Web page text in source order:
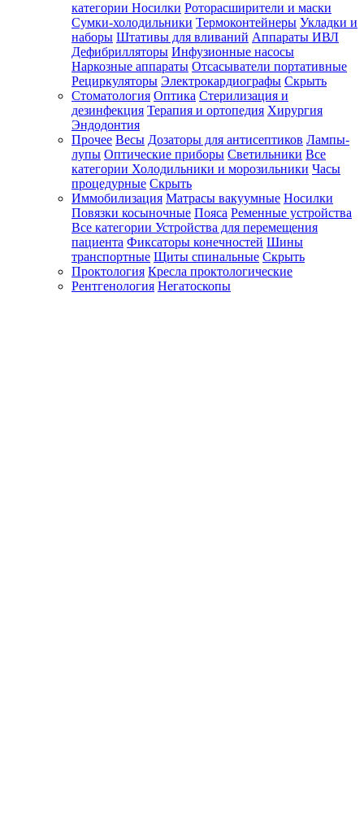
категории Носилки Роторасширители и маски
Сумки-холодильники Термоконтейнеры Укладки и
наборы Штативы для вливаний Аппараты ИВЛ
Дефибрилляторы Инфузионные насосы
Наркозные аппараты Отсасыватели портативные
Рециркуляторы Электрокардиографы Скрыть
Стоматология Оптика Стерилизация и
дезинфекция Терапия и ортопедия Хирургия
Эндодонтия
Прочее Весы Дозаторы для антисептиков Лампы-
лупы Оптические приборы Светильники Все
категории Холодильники и морозильники Часы
процедурные Скрыть
Иммобилизация Матрасы вакуумные Носилки
Повязки косыночные Пояса Ременные устройства
Все категории Устройства для перемещения
пациента Фиксаторы конечностей Шины
транспортные Щиты спинальные Скрыть
Проктология Кресла проктологические
Рентгенология Негатоскопы